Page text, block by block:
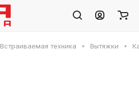
Встраиваемая техника Вытяжки